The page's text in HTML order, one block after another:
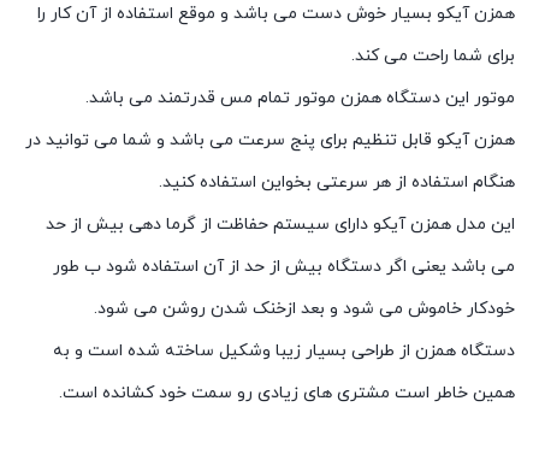
همزن آیکو بسیار خوش دست می باشد و موقع استفاده از آن کار را
برای شما راحت می کند.
موتور این دستگاه همزن موتور تمام مس قدرتمند می باشد.
همزن آیکو قابل تنظیم برای پنج سرعت می باشد و شما می توانید در
هنگام استفاده از هر سرعتی بخواین استفاده کنید.
این مدل همزن آیکو دارای سیستم حفاظت از گرما دهی بیش از حد
می باشد یعنی اگر دستگاه بیش از حد از آن استفاده شود ب طور
خودکار خاموش می شود و بعد ازخنک شدن روشن می شود.
دستگاه همزن از طراحی بسیار زیبا وشکیل ساخته شده است و به
همین خاطر است مشتری های زیادی رو سمت خود کشانده است.